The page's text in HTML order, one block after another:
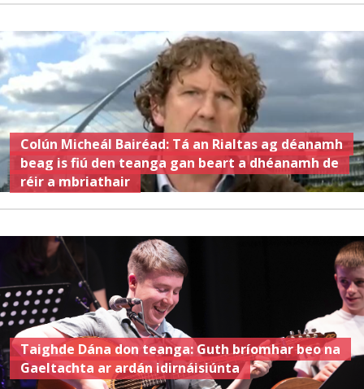
Colún Micheál Bairéad: Tá an Rialtas ag déanamh
beag is fiú den teanga gan beart a dhéanamh de
réir a mbriathair
Taighde Dána don teanga: Guth bríomhar beo na
Gaeltachta ar ardán idirnáisiúnta